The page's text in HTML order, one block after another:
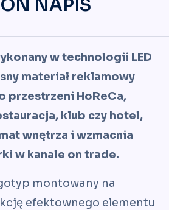
NAPIS
w technologii LED
materiał reklamowy
przestrzeni HoReCa,
klub czy hotel,
wnętrza i wzmacnia
w kanale on trade.
montowany na
efektownego elementu